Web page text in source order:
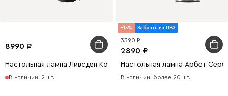
8990
Настольная лампа Ливсден Коричневый
В наличии: 2 шт.
15 Забрать из ПВЗ
2890
3390
Настольная лампа Арбет
В наличии: более 20 шт.